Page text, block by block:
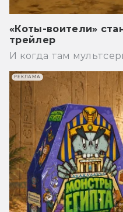
«Коты-воители»
трейлер
И когда там
РЕКЛАМА